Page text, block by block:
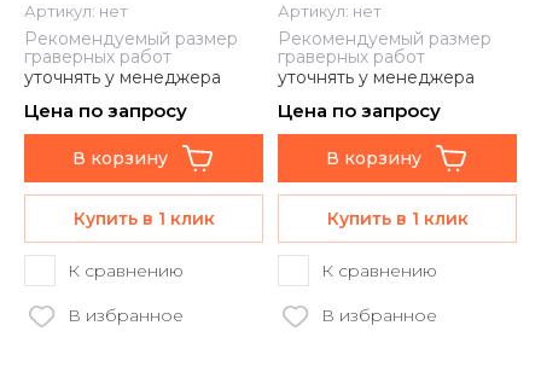
Артикул: нет
Рекомендуемый размер
граверных работ
уточнять у менеджера
Цена по запросу
В корзину
Купить в 1 клик
К сравнению
В избранное
Артикул: нет
Рекомендуемый размер
граверных работ
уточнять у менеджера
Цена по запросу
В корзину
Купить в 1 клик
К сравнению
В избранное